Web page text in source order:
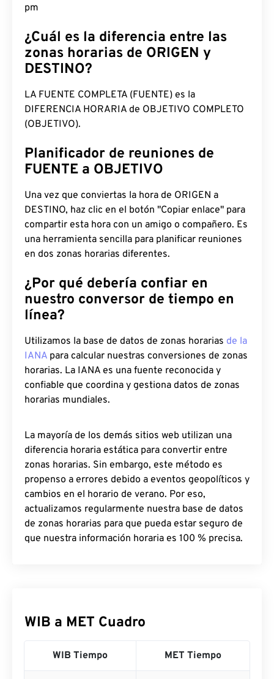
pm
¿Cuál es la diferencia entre las
zonas horarias de ORIGEN y
DESTINO?
LA FUENTE COMPLETA (FUENTE) es la
DIFERENCIA HORARIA de OBJETIVO COMPLETO
(OBJETIVO).
Planificador de reuniones de
FUENTE a OBJETIVO
Una vez que conviertas la hora de ORIGEN a
DESTINO, haz clic en el botón "Copiar enlace" para
compartir esta hora con un amigo o compañero. Es
una herramienta sencilla para planificar reuniones
en dos zonas horarias diferentes.
¿Por qué debería confiar en
nuestro conversor de tiempo en
línea?
Utilizamos la base de datos de zonas horarias de la
IANA para calcular nuestras conversiones de zonas
horarias. La IANA es una fuente reconocida y
confiable que coordina y gestiona datos de zonas
horarias mundiales.
La mayoría de los demás sitios web utilizan una
diferencia horaria estática para convertir entre
zonas horarias. Sin embargo, este método es
propenso a errores debido a eventos geopolíticos y
cambios en el horario de verano. Por eso,
actualizamos regularmente nuestra base de datos
de zonas horarias para que pueda estar seguro de
que nuestra información horaria es 100 % precisa.
WIB a MET Cuadro
WIB Tiempo MET Tiempo